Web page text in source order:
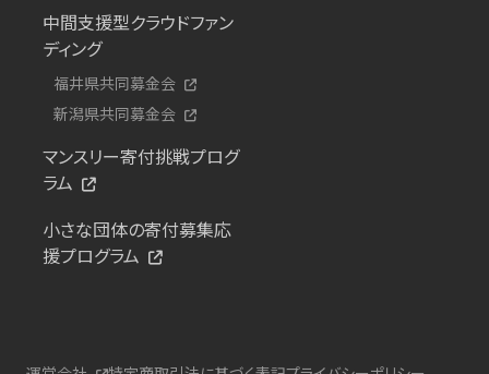
中間支援型クラウドファン
ディング
福井県共同募金会
新潟県共同募金会
マンスリー寄付挑戦プログ
ラム
小さな団体の寄付募集応
援プログラム